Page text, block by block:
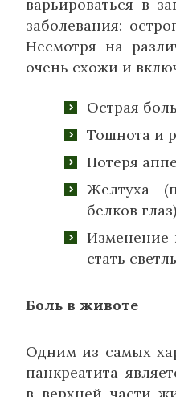
варьироваться в
заболевания:
Несмотря на
очень схожи и
Острая
Тошнота и
Потеря
Желтуха
белков
Изменение
стать
Боль в животе
Одним из самых
панкреатита